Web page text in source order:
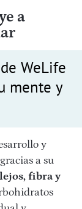
a
WeLife
mente y
y
a su
fibra y